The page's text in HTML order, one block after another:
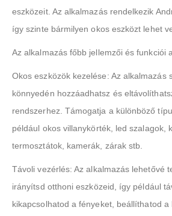
eszközeit. Az alkalmazás rendelkezik
így szinte bármilyen okos eszközt lehet
Az alkalmazás főbb jellemzői és funkciói
Okos eszközök kezelése: Az alkalmazás
könnyedén hozzáadhatsz és
rendszerhez. Támogatja a különböző
például okos villanykörték, led szalagok,
termosztátok, kamerák, zárak stb.
Távoli vezérlés: Az alkalmazás lehetővé
irányítsd otthoni eszközeid, így például
kikapcsolhatod a fényeket, beállíthatod